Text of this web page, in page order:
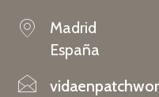
Madrid
España